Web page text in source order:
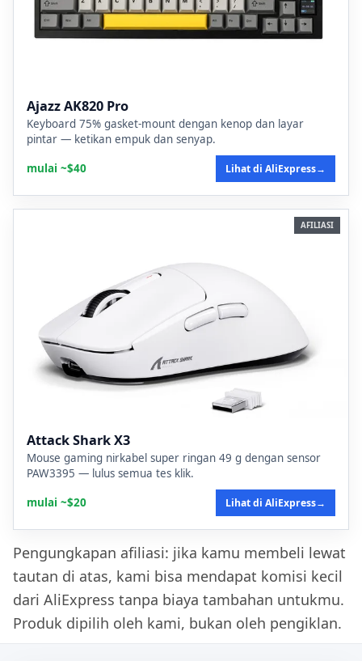
Ajazz AK820 Pro
Keyboard 75% gasket-mount dengan kenop dan layar
pintar — ketikan empuk dan senyap.
mulai ~$40
Lihat di AliExpress→
AFILIASI
Attack Shark X3
Mouse gaming nirkabel super ringan 49 g dengan sensor
PAW3395 — lulus semua tes klik.
mulai ~$20
Lihat di AliExpress→
Pengungkapan afiliasi: jika kamu membeli lewat
tautan di atas, kami bisa mendapat komisi kecil
dari AliExpress tanpa biaya tambahan untukmu.
Produk dipilih oleh kami, bukan oleh pengiklan.